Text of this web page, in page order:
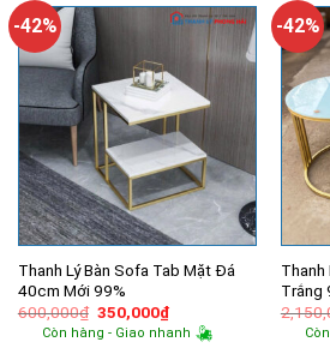
1,100,000₫.
-42%
Thanh Lý Bàn Sofa Tab Mặt Đá
40cm Mới 99%
600,000₫ Giá
gốc
là:
350,000₫Giá
hiện
tại
Còn hàng - Giao nhanh
-42%
Thanh
Trắng